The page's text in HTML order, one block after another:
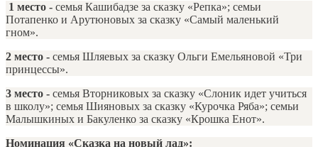
1 место - семья Кашибадзе за сказку «Репка»; семьи
Потапенко и Арутюновых за сказку «Самый маленький
гном».
2 место - семья Шляевых за сказку Ольги Емельяновой «Три
принцессы».
3 место - семья Вторниковых за сказку «Слоник идет учиться
в школу»; семья Шияновых за сказку «Курочка Ряба»; семьи
Малышкиных и Бакуленко за сказку «Крошка Енот».
Номинация «Сказка на новый лад»: